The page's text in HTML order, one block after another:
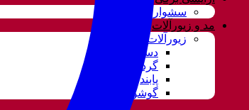
سشوار
مد و زیورآلات
زیورآلات و بدلیجات
دستبند
گردنبند و ست
پابند
گوشواره